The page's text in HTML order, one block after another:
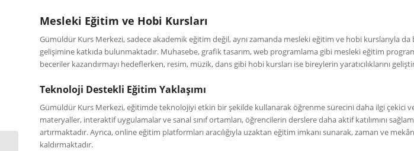
Mesleki Eğitim ve Hobi Kursları
Gümüldür Kurs Merkezi, sadece akademik eğitim değil, aynı zamanda mesleki eğitim ve hobi kurslarıyla
gelişimine katkıda bulunmaktadır. Muhasebe, grafik tasarım, web programlama gibi mesleki eğitim
beceriler kazandırmayı hedeflerken, resim, müzik, dans gibi hobi kursları ise bireylerin yaratıcılıklarını
Teknoloji Destekli Eğitim Yaklaşımı
Gümüldür Kurs Merkezi, eğitimde teknolojiyi etkin bir şekilde kullanarak öğrenme sürecini daha ilgi çekici
materyaller, interaktif uygulamalar ve sanal sınıf ortamları, öğrencilerin derslere daha aktif katılımını
artırmaktadır. Ayrıca, online eğitim platformları aracılığıyla uzaktan eğitim imkanı sunarak, zaman ve
kaldırmaktadır.